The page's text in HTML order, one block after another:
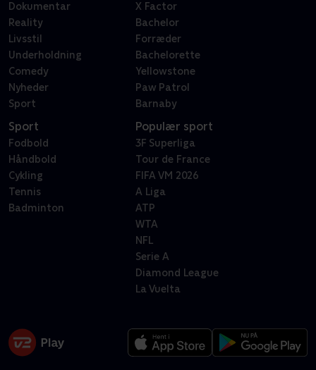
Dokumentar
Reality
Livsstil
Underholdning
Comedy
Nyheder
Sport
X Factor
Bachelor
Forræder
Bachelorette
Yellowstone
Paw Patrol
Barnaby
Sport
Fodbold
Håndbold
Cykling
Tennis
Badminton
Populær sport
3F Superliga
Tour de France
FIFA VM 2026
A Liga
ATP
WTA
NFL
Serie A
Diamond League
La Vuelta